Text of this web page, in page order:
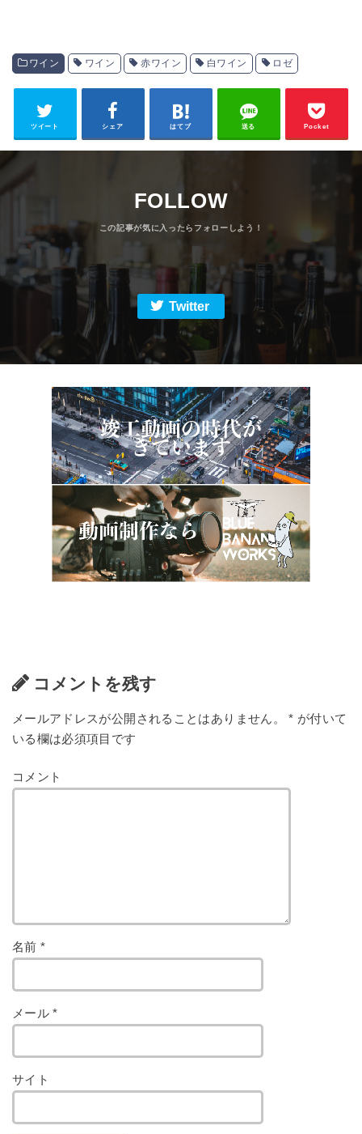
ワイン ワイン 赤ワイン 白ワイン ロゼ
ツイート シェア はてブ 送る Pocket
FOLLOW
Twitter
コメントを残す
メールアドレスが公開されることはありません。 * が付いて
いる欄は必須項目です
コメント
名前 *
メール*
サイト